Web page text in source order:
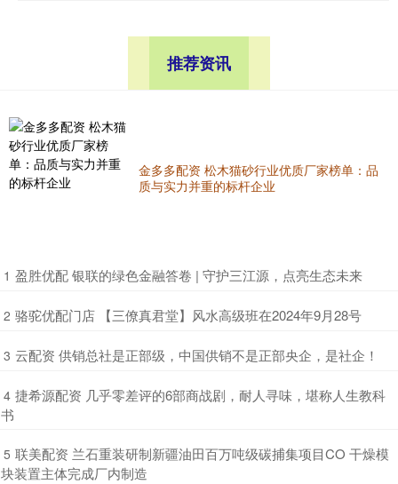
推荐资讯
金多多配资 松木猫砂行业优质厂家榜单：品
质与实力并重的标杆企业
1 ​盈胜优配 银联的绿色金融答卷 | 守护三江源，点亮生态未来
2 ​骆驼优配门店 【三僚真君堂】风水高级班在2024年9月28号
3 ​云配资 供销总社是正部级，中国供销不是正部央企，是社企！
4 ​捷希源配资 几乎零差评的6部商战剧，耐人寻味，堪称人生教科
书
5 ​联美配资 兰石重装研制新疆油田百万吨级碳捕集项目CO 干燥模
块装置主体完成厂内制造